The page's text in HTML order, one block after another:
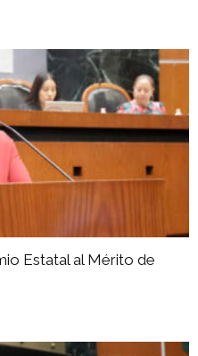
Estatal al Mérito de